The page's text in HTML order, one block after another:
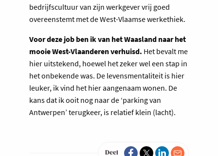
bedrijfscultuur van zijn werkgever vrij goed
overeenstemt met de West-Vlaamse werkethiek.
Voor deze job ben ik van het Waasland naar het
mooie West-Vlaanderen verhuisd. Het bevalt me
hier uitstekend, hoewel het zeker wel een stap in
het onbekende was. De levensmentaliteit is hier
leuker, ik vind het hier aangenaam wonen. De
kans dat ik ooit nog naar de ‘parking van
Antwerpen’ terugkeer, is relatief klein (lacht).
Deel